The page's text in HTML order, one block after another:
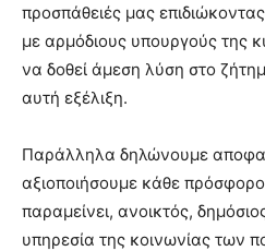
προσπάθειές μας
με αρμόδιους υπουργούς της
να δοθεί άμεση λύση στο
αυτή εξέλιξη.
Παράλληλα δηλώνουμε
αξιοποιήσουμε κάθε
παραμείνει, ανοικτός,
υπηρεσία της κοινωνίας των